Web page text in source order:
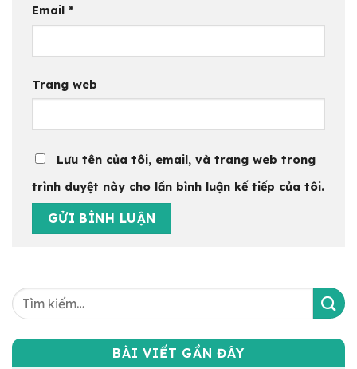
Email *
Trang web
Lưu tên của tôi, email, và trang web trong
trình duyệt này cho lần bình luận kế tiếp của tôi.
BÀI VIẾT GẦN ĐÂY